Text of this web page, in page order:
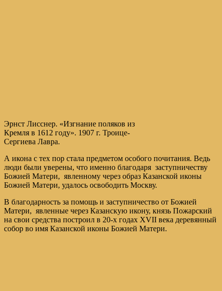
Эрнст Лисснер. «Изгнание поляков из
Кремля в 1612 году». 1907 г. Троице-
Сергиева Лавра.
А икона с тех пор стала предметом особого почитания. Ведь
люди были уверены, что именно благодаря заступничеству
Божией Матери, явленному через образ Казанской иконы
Божией Матери, удалось освободить Москву.
В благодарность за помощь и заступничество от Божией
Матери, явленные через Казанскую икону, князь Пожарский
на свои средства построил в 20-х годах XVII века деревянный
собор во имя Казанской иконы Божией Матери.